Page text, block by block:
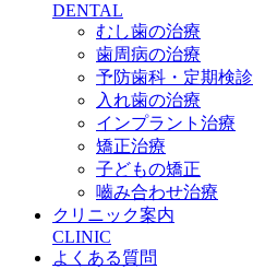
DENTAL
むし歯の治療
歯周病の治療
予防歯科・定期検診
入れ歯の治療
インプラント治療
矯正治療
子どもの矯正
嚙み合わせ治療
クリニック案内
CLINIC
よくある質問